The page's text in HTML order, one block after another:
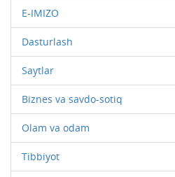
E-IMIZO
Dasturlash
Saytlar
Biznes va savdo-sotiq
Olam va odam
Tibbiyot